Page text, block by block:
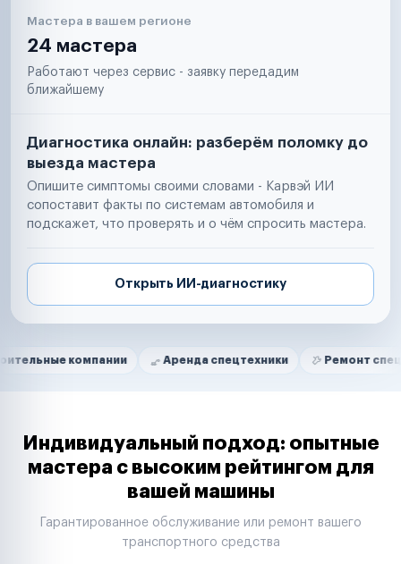
Мастера в вашем регионе
24 мастера
Работают через сервис - заявку передадим
ближайшему
Диагностика онлайн: разберём поломку до
выезда мастера
Опишите симптомы своими словами - Карвэй ИИ
сопоставит факты по системам автомобиля и
подскажет, что проверять и о чём спросить мастера.
Открыть ИИ-диагностику
Нам доверяют
Аренда спецтехники Ремонт спецтехники
Маркетплейсы
Таксопарки
Автодилеры
Строительные компании
Аренда спецтехники
Индивидуальный подход: опытные
мастера с высоким рейтингом для
вашей машины
Гарантированное обслуживание или ремонт вашего
транспортного средства